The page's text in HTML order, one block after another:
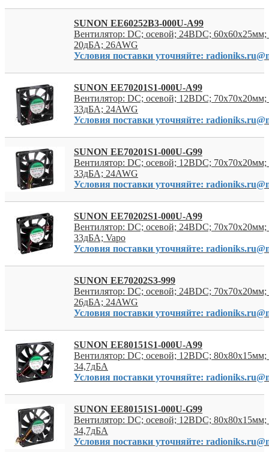
SUNON EE60252B3-000U-A99
Вентилятор: DC; осевой; 24ВDC; 60x60x25мм;
20дБА; 26AWG
Условия поставки уточняйте:
SUNON EE70201S1-000U-A99
Вентилятор: DC; осевой; 12ВDC; 70x70x20мм;
33дБА; 24AWG
Условия поставки уточняйте:
SUNON EE70201S1-000U-G99
Вентилятор: DC; осевой; 12ВDC; 70x70x20мм;
33дБА; 24AWG
Условия поставки уточняйте:
SUNON EE70202S1-000U-A99
Вентилятор: DC; осевой; 24ВDC; 70x70x20мм;
33дБА; Vapo
Условия поставки уточняйте:
SUNON EE70202S3-999
Вентилятор: DC; осевой; 24ВDC; 70x70x20мм;
26дБА; 24AWG
Условия поставки уточняйте:
SUNON EE80151S1-000U-A99
Вентилятор: DC; осевой; 12ВDC; 80x80x15мм;
34,7дБА
Условия поставки уточняйте:
SUNON EE80151S1-000U-G99
Вентилятор: DC; осевой; 12ВDC; 80x80x15мм;
34,7дБА
Условия поставки уточняйте: